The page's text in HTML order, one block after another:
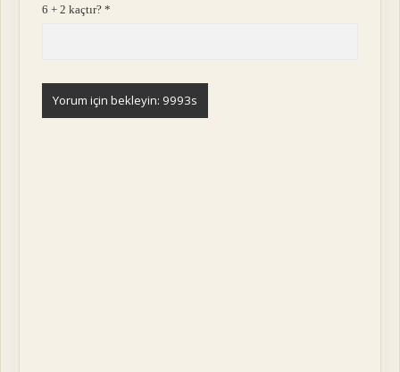
6 + 2 kaçtır?*